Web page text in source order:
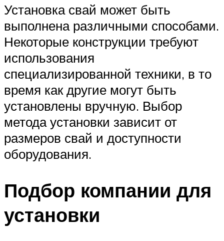
Установка свай может быть
выполнена различными способами.
Некоторые конструкции требуют
использования
специализированной техники, в то
время как другие могут быть
установлены вручную. Выбор
метода установки зависит от
размеров свай и доступности
оборудования.
Подбор компании для
установки